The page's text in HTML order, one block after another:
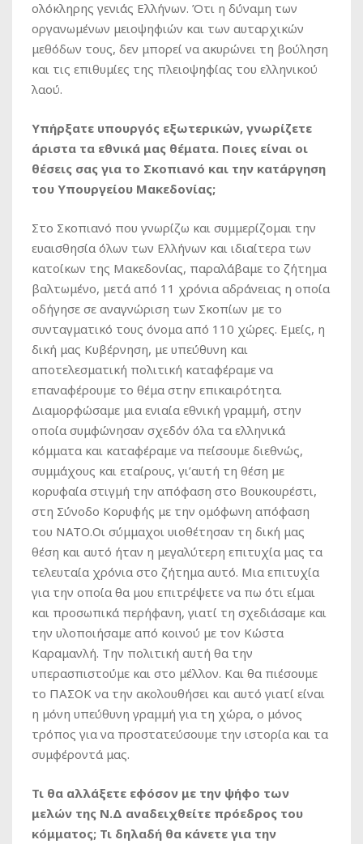
ολόκληρης γενιάς Ελλήνων. Ότι η δύναμη των
οργανωμένων μειοψηφιών και των αυταρχικών
μεθόδων τους, δεν μπορεί να ακυρώνει τη βούληση
και τις επιθυμίες της πλειοψηφίας του ελληνικού
λαού.
Υπήρξατε υπουργός εξωτερικών, γνωρίζετε
άριστα τα εθνικά μας θέματα. Ποιες είναι οι
θέσεις σας για το Σκοπιανό και την κατάργηση
του Υπουργείου Μακεδονίας;
Στο Σκοπιανό που γνωρίζω και συμμερίζομαι την
ευαισθησία όλων των Ελλήνων και ιδιαίτερα των
κατοίκων της Μακεδονίας, παραλάβαμε το ζήτημα
βαλτωμένο, μετά από 11 χρόνια αδράνειας η οποία
οδήγησε σε αναγνώριση των Σκοπίων με το
συνταγματικό τους όνομα από 110 χώρες. Εμείς, η
δική μας Κυβέρνηση, με υπεύθυνη και
αποτελεσματική πολιτική καταφέραμε να
επαναφέρουμε το θέμα στην επικαιρότητα.
Διαμορφώσαμε μια ενιαία εθνική γραμμή, στην
οποία συμφώνησαν σχεδόν όλα τα ελληνικά
κόμματα και καταφέραμε να πείσουμε διεθνώς,
συμμάχους και εταίρους, γι’αυτή τη θέση με
κορυφαία στιγμή την απόφαση στο Βουκουρέστι,
στη Σύνοδο Κορυφής με την ομόφωνη απόφαση
του ΝΑΤΟ.Οι σύμμαχοι υιοθέτησαν τη δική μας
θέση και αυτό ήταν η μεγαλύτερη επιτυχία μας τα
τελευταία χρόνια στο ζήτημα αυτό. Μια επιτυχία
για την οποία θα μου επιτρέψετε να πω ότι είμαι
και προσωπικά περήφανη, γιατί τη σχεδιάσαμε και
την υλοποιήσαμε από κοινού με τον Κώστα
Καραμανλή. Την πολιτική αυτή θα την
υπερασπιστούμε και στο μέλλον. Και θα πιέσουμε
το ΠΑΣΟΚ να την ακολουθήσει και αυτό γιατί είναι
η μόνη υπεύθυνη γραμμή για τη χώρα, ο μόνος
τρόπος για να προστατεύσουμε την ιστορία και τα
συμφέροντά μας.
Τι θα αλλάξετε εφόσον με την ψήφο των
μελών της Ν.Δ αναδειχθείτε πρόεδρος του
κόμματος; Τι δηλαδή θα κάνετε για την